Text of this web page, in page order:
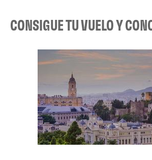
CONSIGUE TU VUELO Y